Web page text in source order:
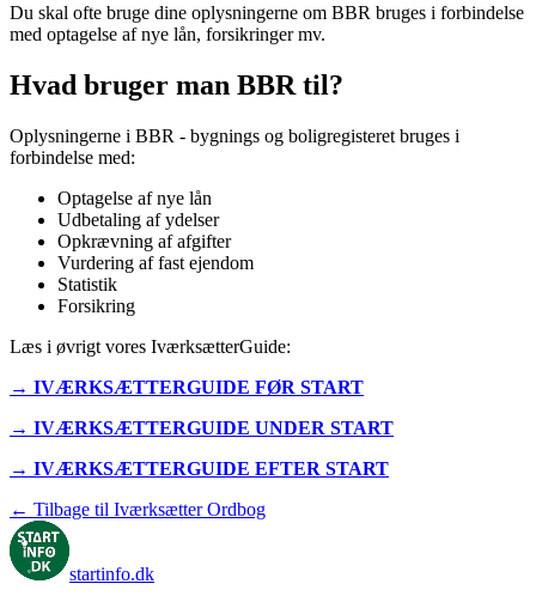
Du skal ofte bruge dine oplysningerne om BBR bruges i forbindelse
med optagelse af nye lån, forsikringer mv.
Hvad bruger man BBR til?
Oplysningerne i BBR - bygnings og boligregisteret bruges i
forbindelse med:
Optagelse af nye lån
Udbetaling af ydelser
Opkrævning af afgifter
Vurdering af fast ejendom
Statistik
Forsikring
Læs i øvrigt vores IværksætterGuide:
→ IVÆRKSÆTTERGUIDE FØR START
→ IVÆRKSÆTTERGUIDE UNDER START
→ IVÆRKSÆTTERGUIDE EFTER START
← Tilbage til Iværksætter Ordbog
startinfo.dk